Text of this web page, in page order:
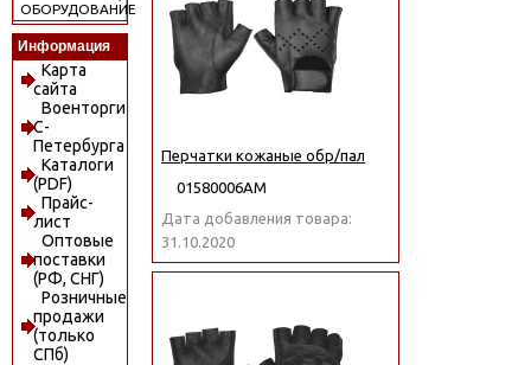
ОБОРУДОВАНИЕ
Информация
Карта
сайта
Военторги
С-
Петербурга
Каталоги
(PDF)
Прайс-
лист
Оптовые
поставки
(РФ, СНГ)
Розничные
продажи
(только
СПб)
Перчатки кожаные обр/пал
01580006АМ
Дата добавления товара:
31.10.2020